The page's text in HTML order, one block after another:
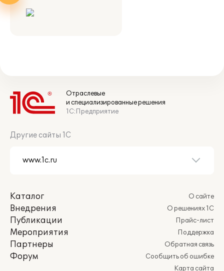
Отраслевые
и специализированные решения
1С:Предприятие
Другие сайты 1С
Каталог
Внедрения
Публикации
Мероприятия
Партнеры
Форум
О сайте
О решениях 1С
Прайс-лист
Поддержка
Обратная связь
Сообщить об ошибке
Карта сайта